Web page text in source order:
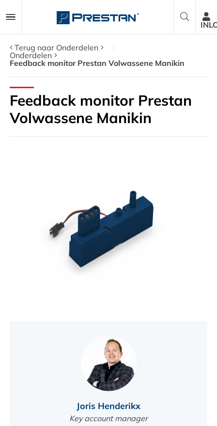
AED Trainers
VIND EEN DEALER
Terug naar Onderdelen
Onderdelen
Feedback monitor Prestan Volwassene Manikin
Feedback monitor Prestan
Volwassene Manikin
Joris Henderikx
Key account manager